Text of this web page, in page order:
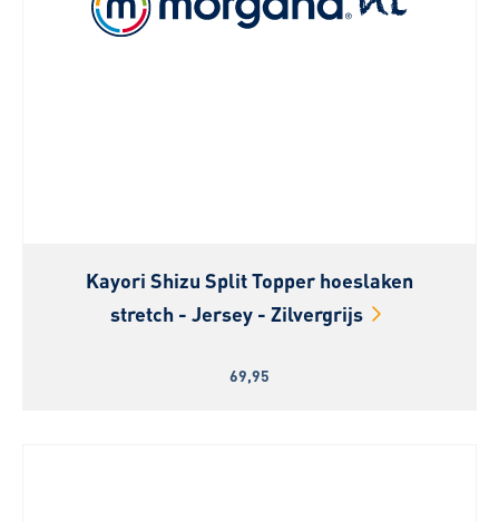
Kayori Shizu Split Topper hoeslaken
stretch - Jersey - Zilvergrijs
69,95